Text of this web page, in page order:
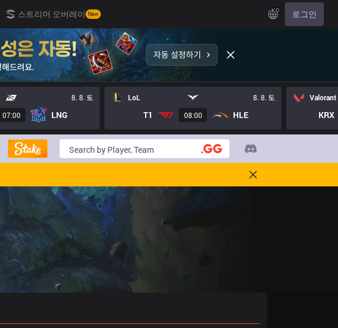
스트리머 오버레이 New KO 로그인
8. 8. 토
07:00 LNG
LoL 8. 8. 토
T1 08:00 HLE
Valorant
KRX